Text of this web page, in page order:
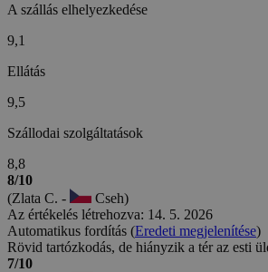
A szállás elhelyezkedése
9,1
Ellátás
9,5
Szállodai szolgáltatások
8,8
8/10
(Zlata C. -
Cseh)
Az értékelés létrehozva: 14. 5. 2026
Automatikus fordítás (Eredeti megjelenítése)
Rövid tartózkodás, de hiányzik a tér az esti
7/10